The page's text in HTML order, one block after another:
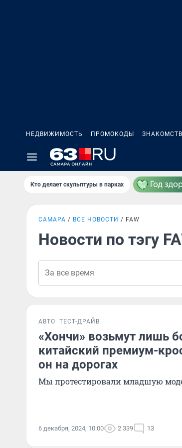
НЕДВИЖИМОСТЬ ПРОМОКОДЫ
Кто делает скульптуры в парках
САМАРА ВСЕ НОВОСТИ FAW
Новости по тэгу
АВТО ТЕСТ-ДРАЙВ
«Хончи» возьмут лишь
китайский премиум-
он на дорогах
Мы протестировали младшую
6 декабря, 2024, 10:00 2 339 13